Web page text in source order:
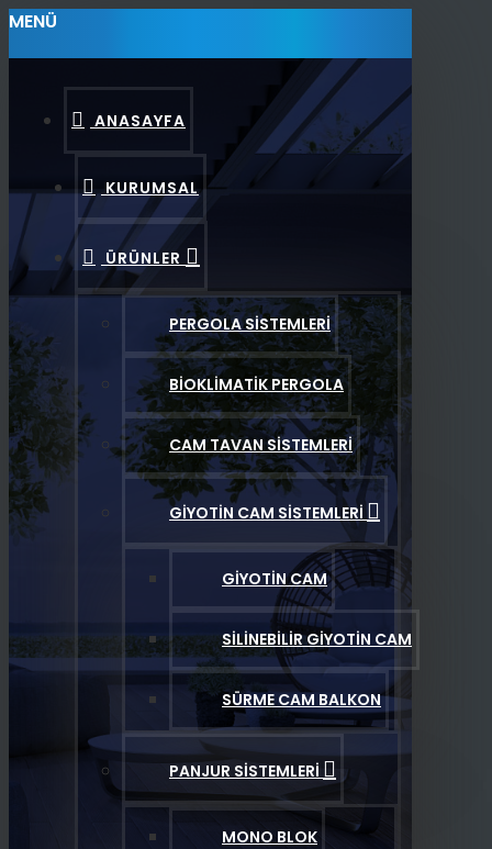
MENÜ
ANASAYFA
KURUMSAL
ÜRÜNLER
PERGOLA SISTEMLERI
BIOKLIMATIK PERGOLA
CAM TAVAN SISTEMLERI
GIYOTIN CAM SISTEMLERI
GIYOTIN CAM
SILINEBILIR GIYOTIN CAM
SÜRME CAM BALKON
PANJUR SISTEMLERI
MONO BLOK